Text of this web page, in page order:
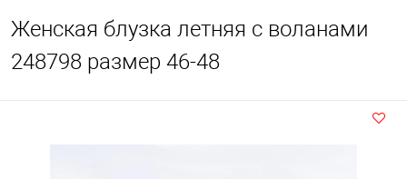
Женская блузка летняя с воланами
248798 размер 46-48